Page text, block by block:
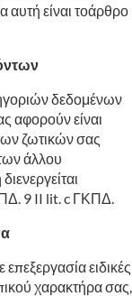
αυτή είναι τοάρθρο
δεδομένων
αφορούν είναι
ζωτικών σας
άλλου
9 II lit. c ΓΚΠΔ.
ειδικές
χαρακτήρα σας,